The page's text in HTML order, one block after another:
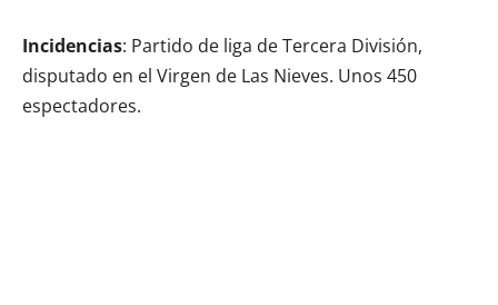
Incidencias: Partido de liga de Tercera División,
disputado en el Virgen de Las Nieves. Unos 450
espectadores.